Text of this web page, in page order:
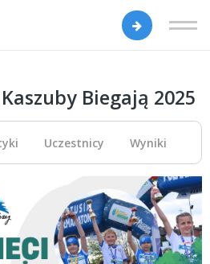
Biegają 2025
Uczestnicy Wyniki